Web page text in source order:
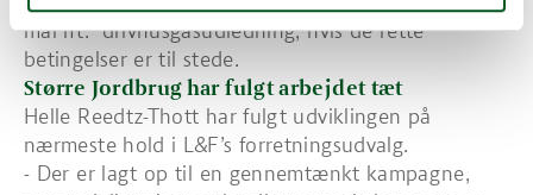
mål ift. drivhusgasudledning, hvis de rette
betingelser er til stede.
Større Jordbrug har fulgt arbejdet tæt
Helle Reedtz-Thott har fulgt udviklingen på
nærmeste hold i L&F’s forretningsudvalg.
- Der er lagt op til en gennemtænkt kampagne,